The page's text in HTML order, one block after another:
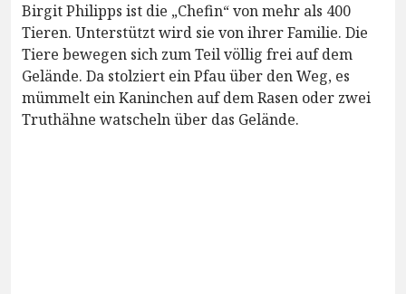
Birgit Philipps ist die „Chefin“ von mehr als 400
Tieren. Unterstützt wird sie von ihrer Familie. Die
Tiere bewegen sich zum Teil völlig frei auf dem
Gelände. Da stolziert ein Pfau über den Weg, es
mümmelt ein Kaninchen auf dem Rasen oder zwei
Truthähne watscheln über das Gelände.